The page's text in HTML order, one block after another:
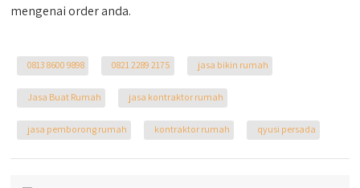
mengenai order anda.
0813 8600 9898 0821 2289 2175 jasa bikin rumah
Jasa Buat Rumah jasa kontraktor rumah
jasa pemborong rumah kontraktor rumah qyusi persada